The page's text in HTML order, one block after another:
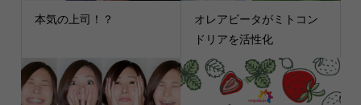
本気の上司！？
オレアビータがミトコン
ドリアを活性化